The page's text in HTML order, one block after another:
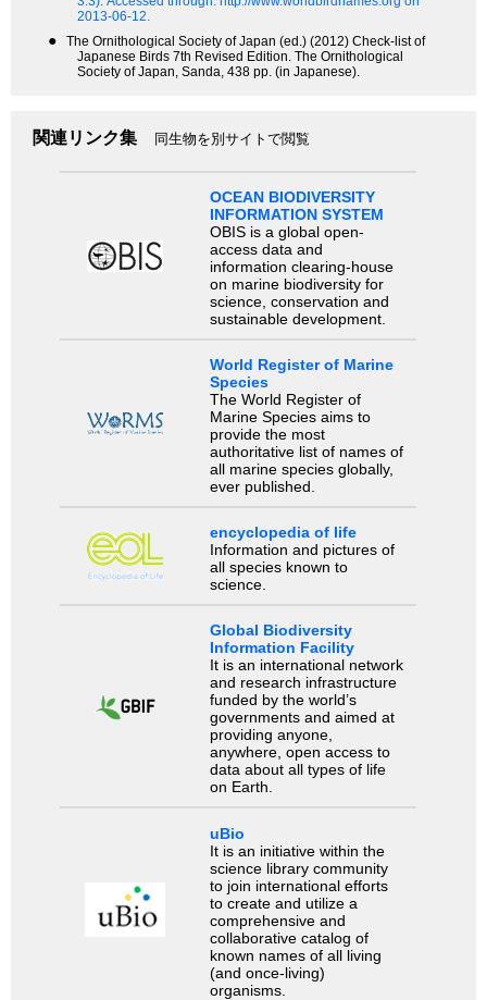
2013-06-12.
●
The Ornithological Society of Japan (ed.) (2012) Check-list of
Japanese Birds 7th Revised Edition. The Ornithological
Society of Japan, Sanda, 438 pp. (in Japanese).
関連リンク集 同生物を別サイトで閲覧
OCEAN BIODIVERSITY
INFORMATION SYSTEM
OBIS is a global open-
access data and
information clearing-house
on marine biodiversity for
science, conservation and
sustainable development.
World Register of Marine
Species
The World Register of
Marine Species aims to
provide the most
authoritative list of names of
all marine species globally,
ever published.
encyclopedia of life
Information and pictures of
all species known to
science.
Global Biodiversity
Information Facility
It is an international network
and research infrastructure
funded by the world’s
governments and aimed at
providing anyone,
anywhere, open access to
data about all types of life
on Earth.
uBio
It is an initiative within the
science library community
to join international efforts
to create and utilize a
comprehensive and
collaborative catalog of
known names of all living
(and once-living)
organisms.